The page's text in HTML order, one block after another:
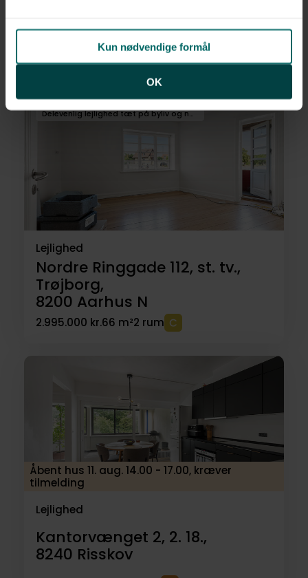
Kun nødvendige formål
OK
8000Aarhus C
3.095.000 kr.61 m²2 rum
Delevenlig lejlighed tæt på byliv og natur
Lejlighed
Nordre Ringgade 112, st. tv.,
Trøjborg,
8200 Aarhus N
2.995.000 kr.66 m²2 rum
Åbent hus 11. aug. 14.00 - 17.00, kræver
tilmelding
Lejlighed
Kantorvænget 2, 2. 18.,
8240 Risskov